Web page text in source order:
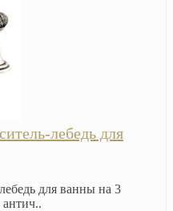
лебедь для
для ванны на 3
антич..